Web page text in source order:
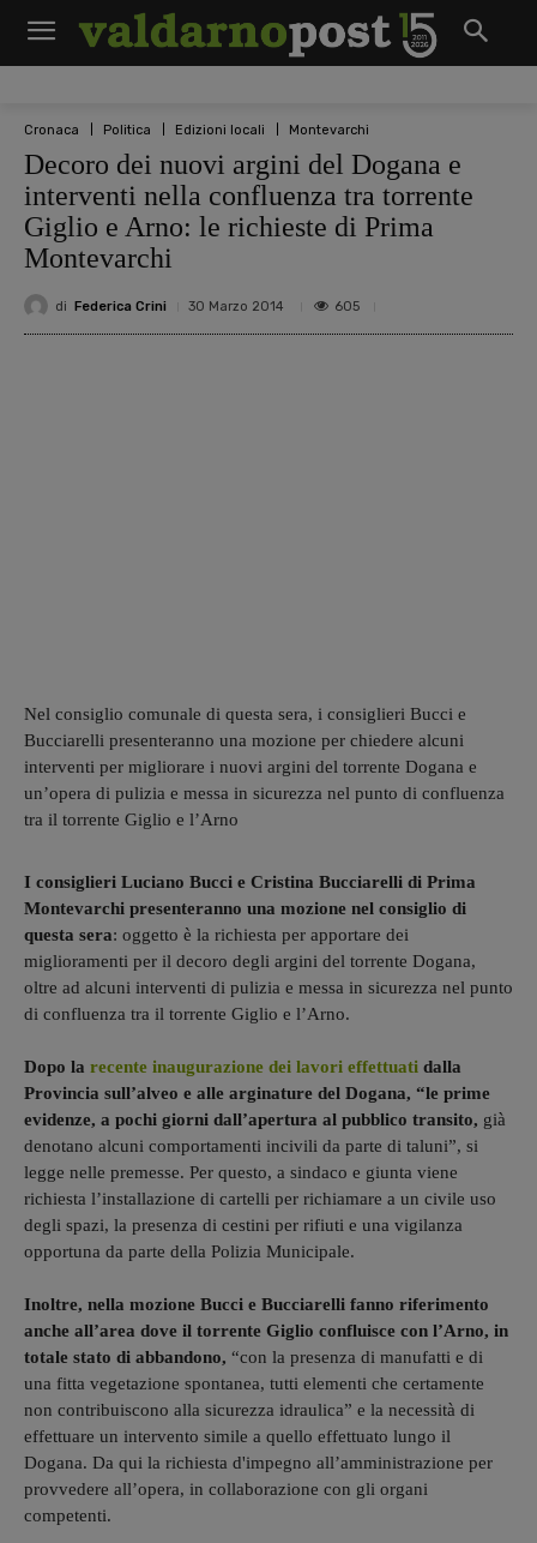
Cronaca Politica Edizioni locali Montevarchi
Decoro dei nuovi argini del Dogana e
interventi nella confluenza tra torrente
Giglio e Arno: le richieste di Prima
Montevarchi
di Federica Crini 30 Marzo 2014 605
Nel consiglio comunale di questa sera, i consiglieri Bucci e
Bucciarelli presenteranno una mozione per chiedere alcuni
interventi per migliorare i nuovi argini del torrente Dogana e
un’opera di pulizia e messa in sicurezza nel punto di confluenza
tra il torrente Giglio e l’Arno
I consiglieri Luciano Bucci e Cristina Bucciarelli di Prima
Montevarchi presenteranno una mozione nel consiglio di
questa sera: oggetto è la richiesta per apportare dei
miglioramenti per il decoro degli argini del torrente Dogana,
oltre ad alcuni interventi di pulizia e messa in sicurezza nel punto
di confluenza tra il torrente Giglio e l’Arno.
Dopo la recente inaugurazione dei lavori effettuati dalla
Provincia sull’alveo e alle arginature del Dogana, “le prime
evidenze, a pochi giorni dall’apertura al pubblico transito, già
denotano alcuni comportamenti incivili da parte di taluni”, si
legge nelle premesse. Per questo, a sindaco e giunta viene
richiesta l’installazione di cartelli per richiamare a un civile uso
degli spazi, la presenza di cestini per rifiuti e una vigilanza
opportuna da parte della Polizia Municipale.
Inoltre, nella mozione Bucci e Bucciarelli fanno riferimento
anche all’area dove il torrente Giglio confluisce con l’Arno, in
totale stato di abbandono, “con la presenza di manufatti e di
una fitta vegetazione spontanea, tutti elementi che certamente
non contribuiscono alla sicurezza idraulica” e la necessità di
effettuare un intervento simile a quello effettuato lungo il
Dogana. Da qui la richiesta d'impegno all’amministrazione per
provvedere all’opera, in collaborazione con gli organi
competenti.